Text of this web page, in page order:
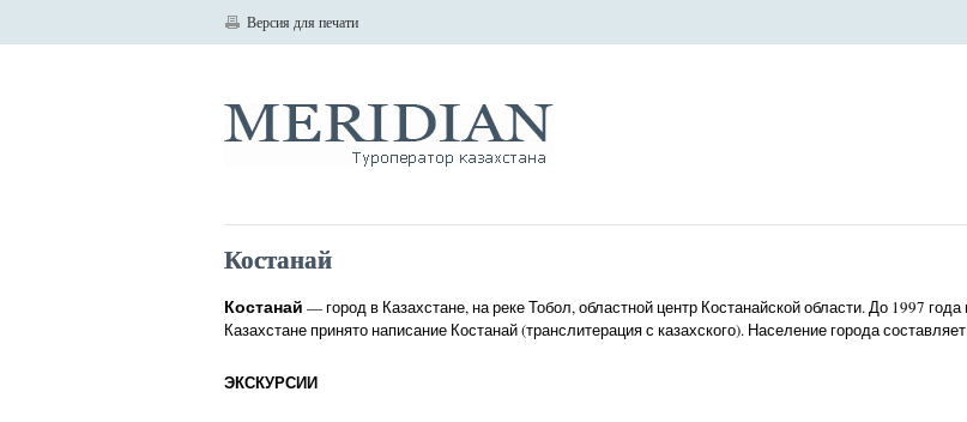
Версия для печати
Костанай
Костанай — город в Казахстане, на реке Тобол, областной центр Костанайской области. До 1997
Казахстане принято написание Костанай (транслитерация с казахского). Население города
ЭКСКУРСИИ